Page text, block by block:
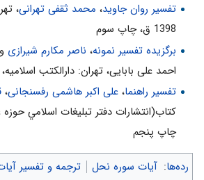
تفسیر روان جاوید، محمد ثقفی تهرانی،
1398 ق، چاپ سوم
برگزیده تفسیر نمونه، ناصر مکارم شیرازی
احمد علی بابایی، تهران: دارالکتب اسلامیه، ۱۳۸۶ش
تفسیر راهنما، علی اکبر هاشمی رفسنجانی،
چاپ پنجم‌
رده‌ها: آیات سوره نحل ترجمه و تفسیر